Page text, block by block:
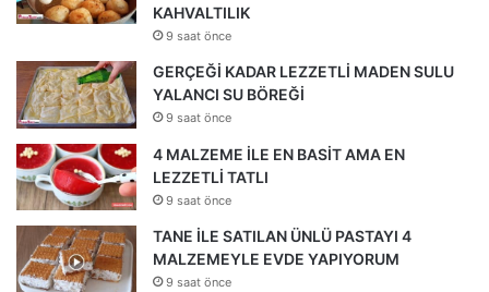
KAHVALTILIK
9 saat önce
GERÇEĞİ KADAR LEZZETLİ MADEN SULU
YALANCI SU BÖREĞİ
9 saat önce
4 MALZEME İLE EN BASİT AMA EN
LEZZETLİ TATLI
9 saat önce
TANE İLE SATILAN ÜNLÜ PASTAYI 4
MALZEMEYLE EVDE YAPIYORUM
9 saat önce